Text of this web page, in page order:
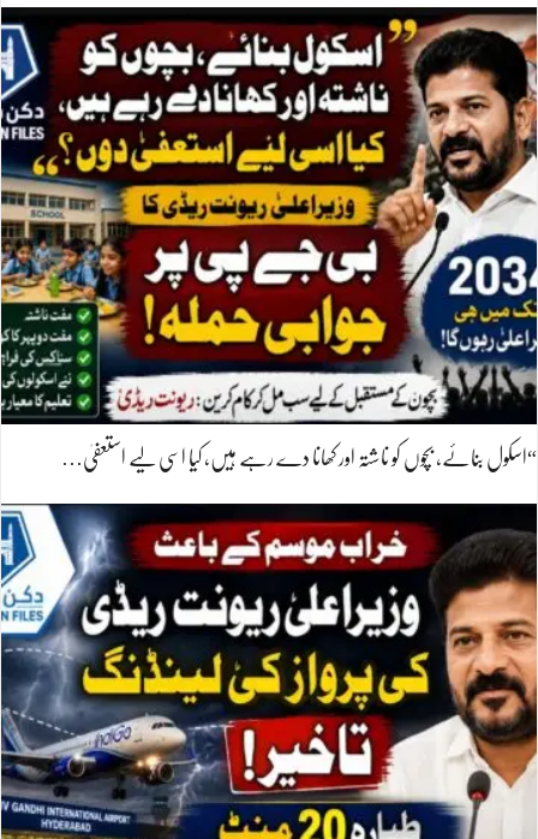
“اسکول بنائے، بچوں کو ناشتہ اور کھانا دے رہے ہیں، کیا اسی لیے استعفیٰ…